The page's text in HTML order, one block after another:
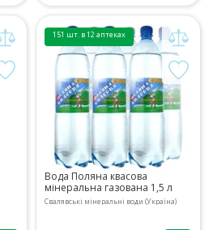
151 шт. в 12 аптеках
Вода Поляна квасова
мінеральна газована 1,5 л
Свалявські мінеральні води (Україна)